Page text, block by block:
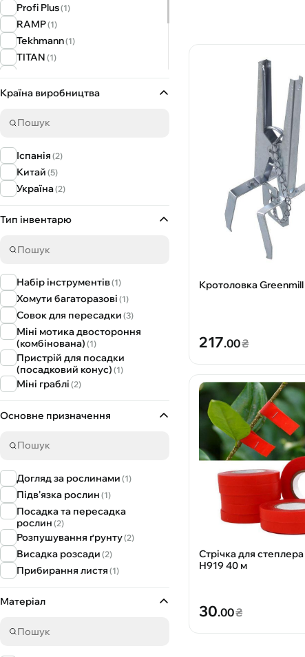
Profi Plus(1)
RAMP(1)
Tekhmann(1)
TITAN (1)
Агромаксі(2)
ТМ Оазіс
Країна виробництва
Іспанія (2)
Китай (5)
Україна(2)
Тип інвентарю
Набір інструментів(1)
Хомути багаторазові (1)
Совок для пересадки (3)
Міні мотика двостороння
(комбінована) (1)
Пристрій для посадки
(посадковий конус) (1)
Міні граблі (2)
Основне призначення
Догляд за рослинами (1)
Підв'язка рослин (1)
Посадка та пересадка
рослин (2)
Розпушування ґрунту(2)
Висадка розсади (2)
Прибирання листя (1)
Матеріал
Кротоловка Greenmill
217.00₴
Стрічка для
Н919 40 м
30.00₴